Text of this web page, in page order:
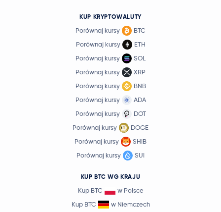
KUP KRYPTOWALUTY
Porównaj kursy
BTC
Porównaj kursy
ETH
Porównaj kursy
SOL
Porównaj kursy
XRP
Porównaj kursy
BNB
Porównaj kursy
ADA
Porównaj kursy
DOT
Porównaj kursy
DOGE
Porównaj kursy
SHIB
Porównaj kursy
SUI
KUP BTC WG KRAJU
Kup BTC
w Polsce
Kup BTC
w Niemczech